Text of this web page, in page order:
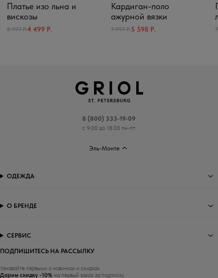
Платье изо льна и
вискозы
8 997 Р.4 499 Р.
Кардиган-поло
ажурной вязки
7 997 Р.5 598 Р.
8 (800) 333-19-09
с 9:00 до 18:00 пн-пт
Эль-Монте
ПОДПИШИТЕСЬ НА РАССЫЛКУ
Узнавайте первыми о новинках и скидках
Дарим скидку -10% на первый заказ за подписку.
ОДЕЖДА
О БРЕНДЕ
СЕРВИС